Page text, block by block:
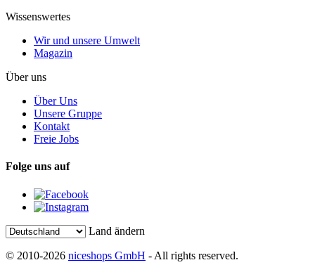
Wissenswertes
Wir und unsere Umwelt
Magazin
Über uns
Über Uns
Unsere Gruppe
Kontakt
Freie Jobs
Folge uns auf
Land ändern
© 2010-2026 niceshops GmbH - All rights reserved.